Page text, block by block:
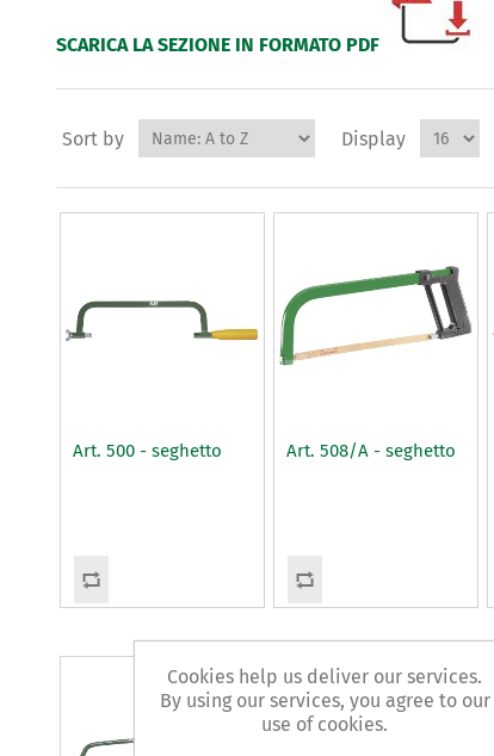
SCARICA LA SEZIONE IN FORMATO PDF
Sort by Display
Art. 500 - seghetto Art. 508/A - seghetto
Cookies help us deliver our services.
By using our services, you agree to our
use of cookies.